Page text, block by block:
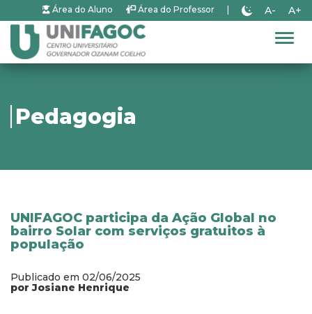
Área do Aluno Área do Professor A- A+
Pedagogia
UNIFAGOC participa da Ação Global no
bairro Solar com serviços gratuitos à
população
Publicado em 02/06/2025
por Josiane Henrique